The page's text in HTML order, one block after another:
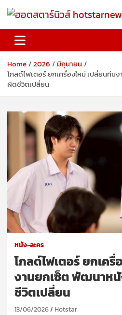
ฮอตสตาร์นิวส์
Home 2026
มิถุนายน
โกลด์ไฟเตอร์ ยกเครื่องใหม่ เปลี่ยนทีม
ผิดชีวิตเปลี่ยน
หนัง-ละคร
โกลด์ไฟเตอร์ ยกเค
งานยกเซ็ต พัฒนาหนั
ชีวิตเปลี่ยน
13/06/2026 Hotstar